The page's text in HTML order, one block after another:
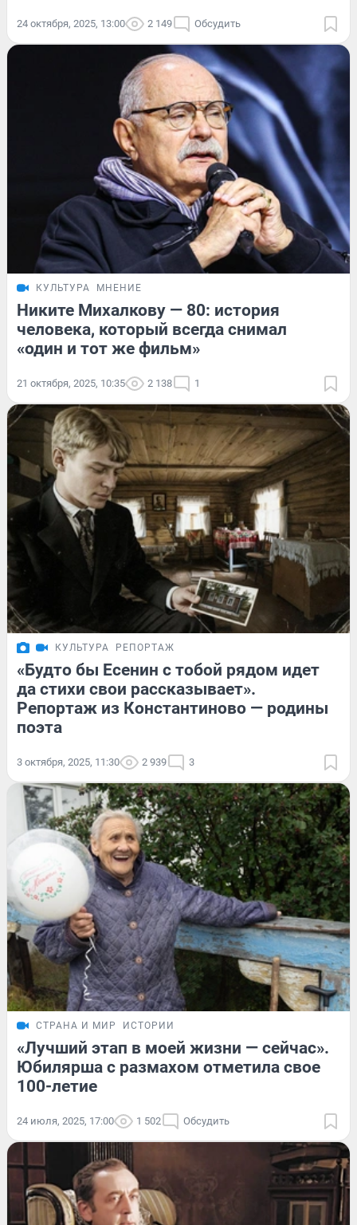
24 октября, 2025, 13:00 2 149 Обсудить
КУЛЬТУРА МНЕНИЕ
Никите Михалкову — 80: история
человека, который всегда снимал
«один и тот же фильм»
21 октября, 2025, 10:35 2 138 1
КУЛЬТУРА РЕПОРТАЖ
«Будто бы Есенин с тобой рядом идет
да стихи свои рассказывает».
Репортаж из Константиново — родины
поэта
3 октября, 2025, 11:30 2 939 3
СТРАНА И МИР ИСТОРИИ
«Лучший этап в моей жизни — сейчас».
Юбилярша с размахом отметила свое
100-летие
24 июля, 2025, 17:00 1 502 Обсудить